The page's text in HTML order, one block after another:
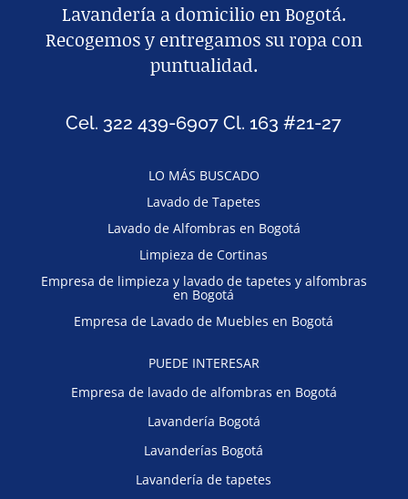
Lavandería a domicilio en Bogotá.
Recogemos y entregamos su ropa con
puntualidad.
Cel. 322 439-6907 Cl. 163 #21-27
LO MÁS BUSCADO
Lavado de Tapetes
Lavado de Alfombras en Bogotá
Limpieza de Cortinas
Empresa de limpieza y lavado de tapetes y alfombras
en Bogotá
Empresa de Lavado de Muebles en Bogotá
PUEDE INTERESAR
Empresa de lavado de alfombras en Bogotá
Lavandería Bogotá
Lavanderías Bogotá
Lavandería de tapetes